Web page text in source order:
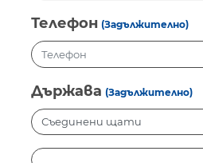
Телефон (Задължително)
Държава (Задължително)